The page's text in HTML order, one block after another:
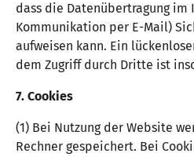
dass die Datenübertragung im
Kommunikation per E-Mail)
aufweisen kann. Ein
dem Zugriff durch Dritte ist
7. Cookies
(1) Bei Nutzung der Website
Rechner gespeichert. Bei